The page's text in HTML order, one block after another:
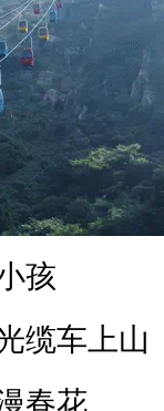
孩
缆车上山
春花